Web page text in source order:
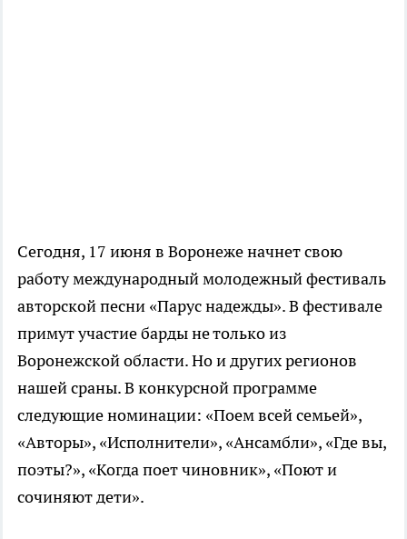
Сегодня, 17 июня в Воронеже начнет свою
работу международный молодежный фестиваль
авторской песни «Парус надежды». В фестивале
примут участие барды не только из
Воронежской области. Но и других регионов
нашей сраны. В конкурсной программе
следующие номинации: «Поем всей семьей»,
«Авторы», «Исполнители», «Ансамбли», «Где вы,
поэты?», «Когда поет чиновник», «Поют и
сочиняют дети».